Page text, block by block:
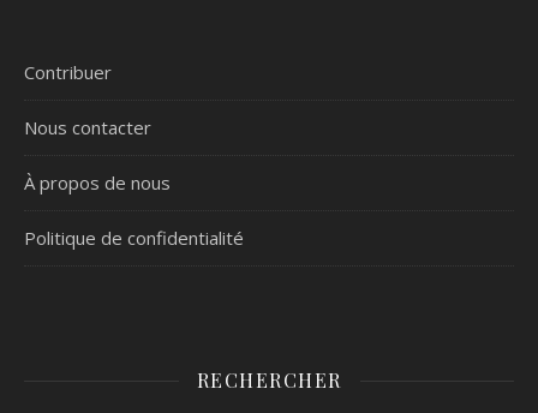
Contribuer
Nous contacter
À propos de nous
Politique de confidentialité
RECHERCHER